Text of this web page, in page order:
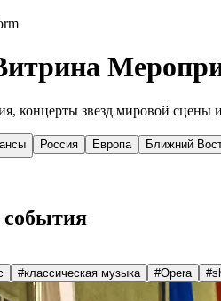
концерты звезд мировой
Россия Европа Ближний
#классическая музыка #Opera #